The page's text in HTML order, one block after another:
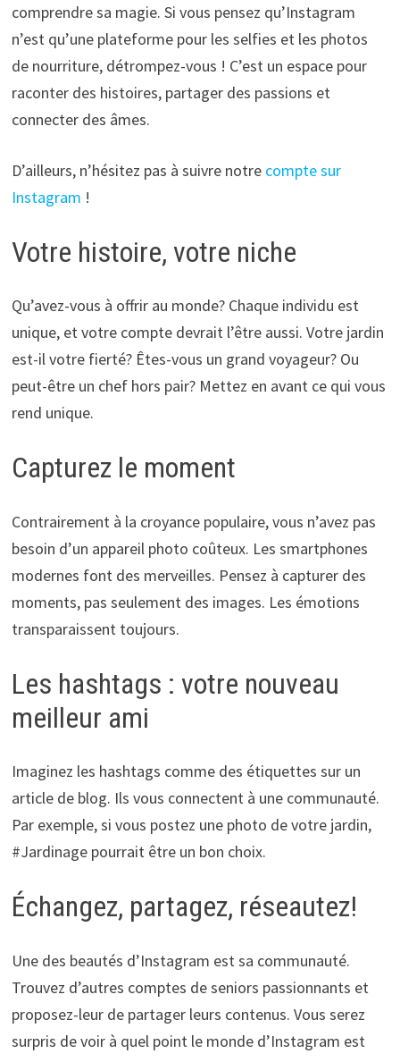
comprendre sa magie. Si vous pensez qu’Instagram
n’est qu’une plateforme pour les selfies et les photos
de nourriture, détrompez-vous ! C’est un espace pour
raconter des histoires, partager des passions et
connecter des âmes.
D’ailleurs, n’hésitez pas à suivre notre compte sur
Instagram !
Votre histoire, votre niche
Qu’avez-vous à offrir au monde? Chaque individu est
unique, et votre compte devrait l’être aussi. Votre jardin
est-il votre fierté? Êtes-vous un grand voyageur? Ou
peut-être un chef hors pair? Mettez en avant ce qui vous
rend unique.
Capturez le moment
Contrairement à la croyance populaire, vous n’avez pas
besoin d’un appareil photo coûteux. Les smartphones
modernes font des merveilles. Pensez à capturer des
moments, pas seulement des images. Les émotions
transparaissent toujours.
Les hashtags : votre nouveau
meilleur ami
Imaginez les hashtags comme des étiquettes sur un
article de blog. Ils vous connectent à une communauté.
Par exemple, si vous postez une photo de votre jardin,
#Jardinage pourrait être un bon choix.
Échangez, partagez, réseautez!
Une des beautés d’Instagram est sa communauté.
Trouvez d’autres comptes de seniors passionnants et
proposez-leur de partager leurs contenus. Vous serez
surpris de voir à quel point le monde d’Instagram est